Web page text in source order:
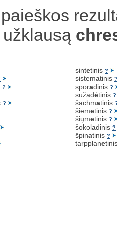
?
?
sintetinis ?
sistematinis
sporadinis ?
sužadėtinis ?
šachmatinis
šiemetinis ?
šiųmetinis ?
šokoladinis ?
špinatinis ?
tarpplane